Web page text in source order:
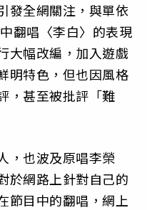
發全網關注，與單依
翻唱〈李白〉的表現
大幅改編，加入遊戲
明特色，但也因風格
，甚至被批評「難
，也波及原唱李榮
於網路上針對自己的
節目中的翻唱，網上